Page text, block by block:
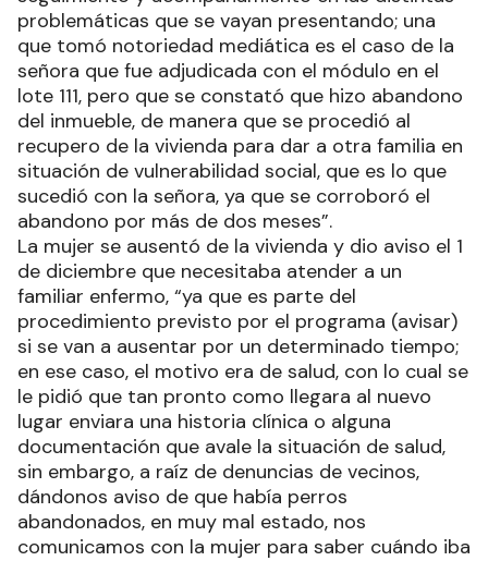
problemáticas que se vayan presentando; una
que tomó notoriedad mediática es el caso de la
señora que fue adjudicada con el módulo en el
lote 111, pero que se constató que hizo abandono
del inmueble, de manera que se procedió al
recupero de la vivienda para dar a otra familia en
situación de vulnerabilidad social, que es lo que
sucedió con la señora, ya que se corroboró el
abandono por más de dos meses”.
La mujer se ausentó de la vivienda y dio aviso el 1
de diciembre que necesitaba atender a un
familiar enfermo, “ya que es parte del
procedimiento previsto por el programa (avisar)
si se van a ausentar por un determinado tiempo;
en ese caso, el motivo era de salud, con lo cual se
le pidió que tan pronto como llegara al nuevo
lugar enviara una historia clínica o alguna
documentación que avale la situación de salud,
sin embargo, a raíz de denuncias de vecinos,
dándonos aviso de que había perros
abandonados, en muy mal estado, nos
comunicamos con la mujer para saber cuándo iba